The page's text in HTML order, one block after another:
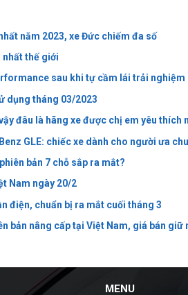
năm 2023, xe Đức chiếm đa số
nhất thế giới
sau khi tự cầm lái trải nghiệm
dụng tháng 03/2023
đâu là hãng xe được chị em yêu thích
GLE: chiếc xe dành cho người ưa
bản 7 chỗ sắp ra mắt?
Nam ngày 20/2
điện, chuẩn bị ra mắt cuối tháng 3
bản nâng cấp tại Việt Nam, giá bán giữ
MENU